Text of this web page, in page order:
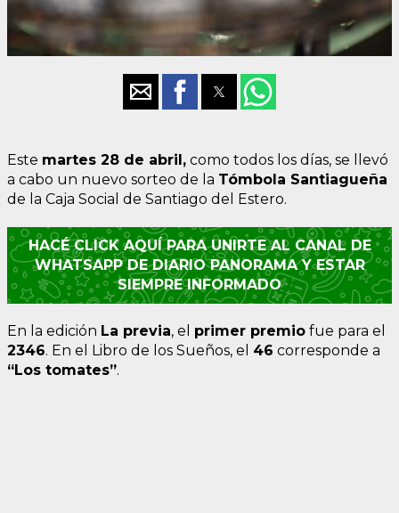
Este martes 28 de abril, como todos los días, se llevó
a cabo un nuevo sorteo de la Tómbola Santiagueña
de la Caja Social de Santiago del Estero.
HACÉ CLICK AQUÍ PARA UNIRTE AL CANAL DE
WHATSAPP DE DIARIO PANORAMA Y ESTAR
SIEMPRE INFORMADO
En la edición La previa, el primer premio fue para el
2346. En el Libro de los Sueños, el 46 corresponde a
“Los tomates”.